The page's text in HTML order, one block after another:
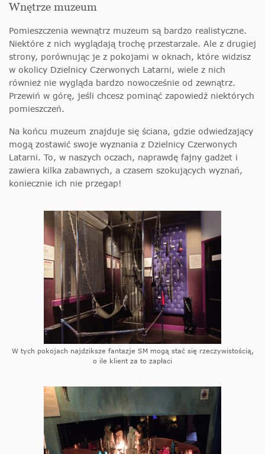
Wnętrze muzeum
Pomieszczenia wewnątrz muzeum są bardzo realistyczne.
Niektóre z nich wyglądają trochę przestarzale. Ale z drugiej
strony, porównując je z pokojami w oknach, które widzisz
w okolicy Dzielnicy Czerwonych Latarni, wiele z nich
również nie wygląda bardzo nowocześnie od zewnątrz.
Przewiń w górę, jeśli chcesz pominąć zapowiedź niektórych
pomieszczeń.
Na końcu muzeum znajduje się ściana, gdzie odwiedzający
mogą zostawić swoje wyznania z Dzielnicy Czerwonych
Latarni. To, w naszych oczach, naprawdę fajny gadżet i
zawiera kilka zabawnych, a czasem szokujących wyznań,
koniecznie ich nie przegap!
W tych pokojach najdziksze fantazje SM mogą stać się rzeczywistością,
o ile klient za to zapłaci